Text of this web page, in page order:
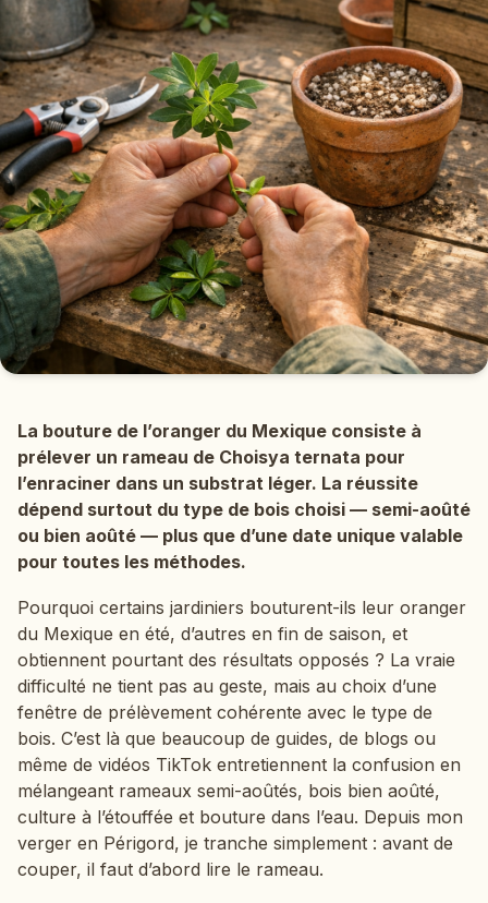
La bouture de l’oranger du Mexique consiste à
prélever un rameau de Choisya ternata pour
l’enraciner dans un substrat léger. La réussite
dépend surtout du type de bois choisi — semi-aoûté
ou bien aoûté — plus que d’une date unique valable
pour toutes les méthodes.
Pourquoi certains jardiniers bouturent-ils leur oranger
du Mexique en été, d’autres en fin de saison, et
obtiennent pourtant des résultats opposés ? La vraie
difficulté ne tient pas au geste, mais au choix d’une
fenêtre de prélèvement cohérente avec le type de
bois. C’est là que beaucoup de guides, de blogs ou
même de vidéos TikTok entretiennent la confusion en
mélangeant rameaux semi-aoûtés, bois bien aoûté,
culture à l’étouffée et bouture dans l’eau. Depuis mon
verger en Périgord, je tranche simplement : avant de
couper, il faut d’abord lire le rameau.